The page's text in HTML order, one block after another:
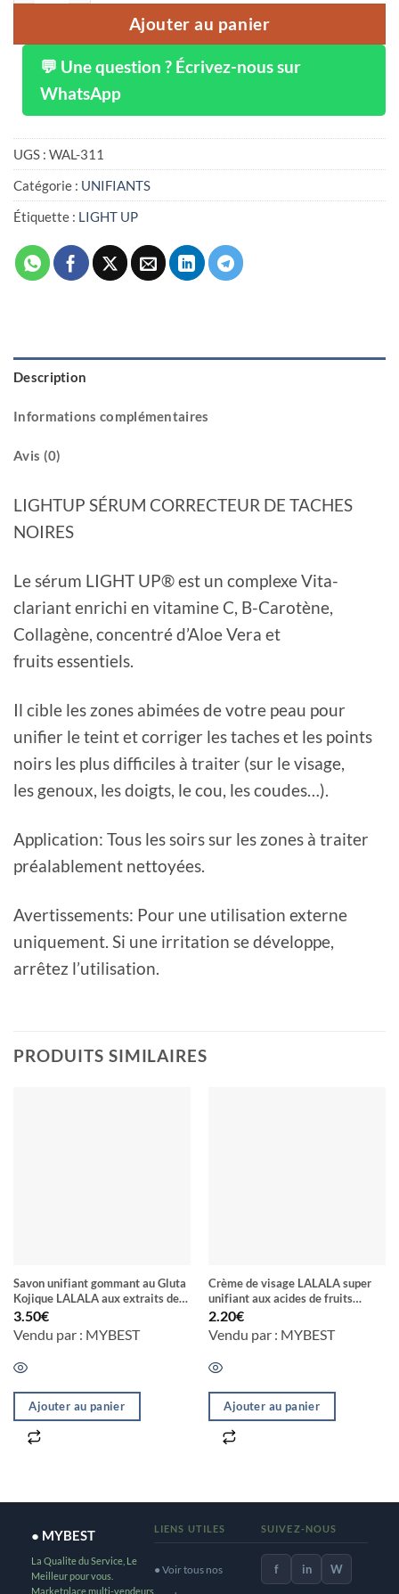
Ajouter au panier
💬 Une question ? Écrivez-nous sur
WhatsApp
UGS : WAL-311
Catégorie : UNIFIANTS
Étiquette : LIGHT UP
Description
Informations complémentaires
Avis (0)
LIGHTUP SÉRUM CORRECTEUR DE TACHES
NOIRES
Le sérum LIGHT UP® est un complexe Vita-
clariant enrichi en vitamine C, B-Carotène,
Collagène, concentré d’Aloe Vera et
fruits essentiels.
Il cible les zones abimées de votre peau pour
unifier le teint et corriger les taches et les points
noirs les plus difficiles à traiter (sur le visage,
les genoux, les doigts, le cou, les coudes…).
Application: Tous les soirs sur les zones à traiter
préalablement nettoyées.
Avertissements: Pour une utilisation externe
uniquement. Si une irritation se développe,
arrêtez l’utilisation.
PRODUITS SIMILAIRES
Savon unifiant gommant au Gluta
Kojique LALALA aux extraits de
plantes et de poudre d’Abricot
3.50€
Vendu par : MYBEST
Ajouter au panier
Crème de visage LALALA super
unifiant aux acides de fruits
collagène et vitamine C & E
2.20€
Vendu par : MYBEST
Ajouter au panier
● MYBEST
La Qualite du Service, Le
Meilleur pour vous.
Marketplace multi-vendeurs
LIENS UTILES
● Voir tous nos
SUIVEZ-NOUS
f in W